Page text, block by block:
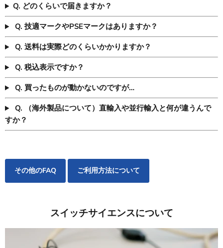
Q. どのくらいで届きますか？
Q. 技適マークやPSEマークはありますか？
Q. 送料は実際どのくらいかかりますか？
Q. 税込表示ですか？
Q. 買ったものが動かないのですが…
Q. （海外製品について）直輸入や並行輸入と何が違うんで
すか？
その他のFAQ ご利用方法について
スイッチサイエンスについて